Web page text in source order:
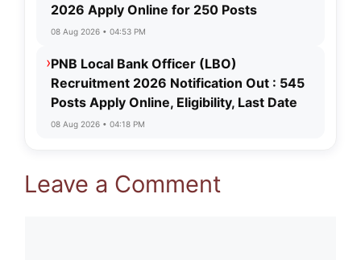
2026 Apply Online for 250 Posts
08 Aug 2026 • 04:53 PM
›PNB Local Bank Officer (LBO)
Recruitment 2026 Notification Out : 545
Posts Apply Online, Eligibility, Last Date
08 Aug 2026 • 04:18 PM
Leave a Comment